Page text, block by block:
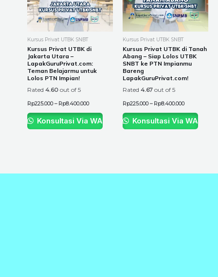
Kursus Privat UTBK SNBT
Kursus Privat UTBK di
Jakarta Utara –
LapakGuruPrivat.com:
Teman Belajarmu untuk
Lolos PTN Impian!
Rated 4.60 out of 5
Rp225.000 – Rp8.400.000
The
options
may
chosen
the
Konsultasi Via WA
Kursus Privat UTBK SNBT
Kursus Privat UTBK di Tanah
Abang – Siap Lolos UTBK
SNBT ke PTN Impianmu
Bareng
LapakGuruPrivat.com!
Rated 4.67 out of 5
Rp225.000 – Rp8.400.000
The
options
chosen
on
product
Konsultasi Via WA